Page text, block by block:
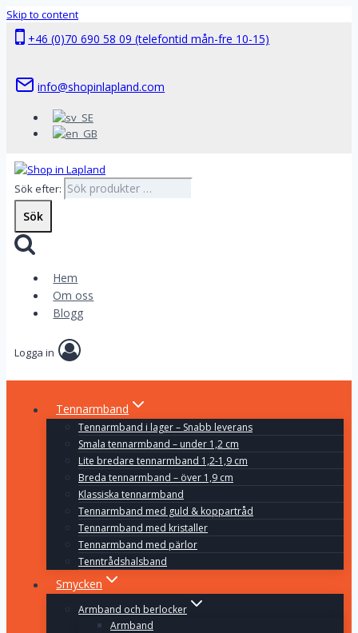
Skip to content
+46 (0)70 690 58 09 (telefontid mån-fre 10-15)
info@shopinlapland.com
Sök efter:
Sök
Hem
Om oss
Blogg
Logga in
Tennarmband
Tennarmband i lager – Snabb leverans
Smala tennarmband – under 1,2 cm
Lite bredare tennarmband 1,2-1,9 cm
Breda tennarmband – över 1,9 cm
Klassiska tennarmband
Tennarmband med guld & koppartråd
Tennarmband med kristaller
Tennarmband med pärlor
Tenntrådshalsband
Smycken
Armband och berlocker
Armband